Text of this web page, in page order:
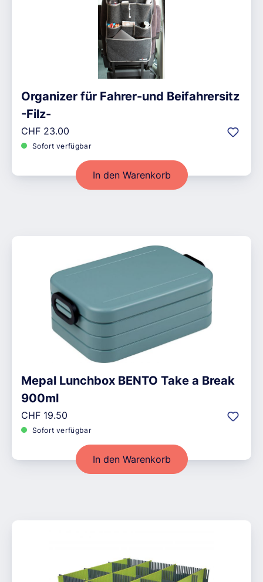
Organizer für Fahrer-und Beifahrersitz
-Filz-
Regulärer Preis:
CHF 23.00
Sofort verfügbar
In den Warenkorb
Mepal Lunchbox BENTO Take a Break
900ml
Regulärer Preis:
CHF 19.50
Sofort verfügbar
In den Warenkorb